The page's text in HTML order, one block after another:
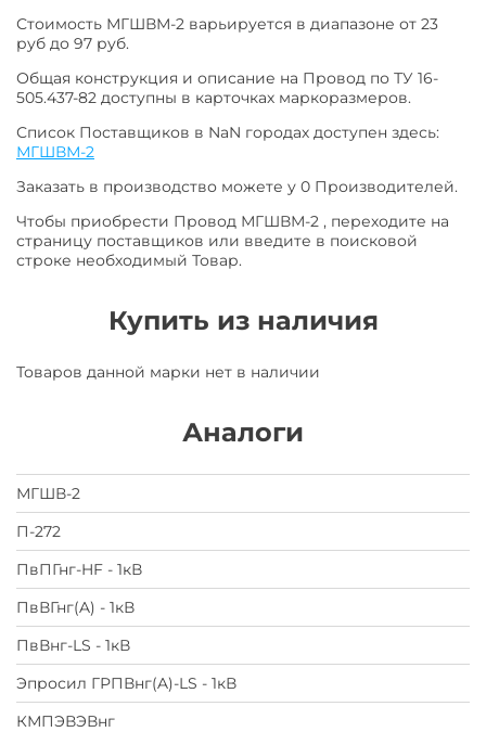
Стоимость МГШВМ-2 варьируется в диапазоне от 23
руб до 97 руб.
Общая конструкция и описание на Провод по ТУ 16-
505.437-82 доступны в карточках маркоразмеров.
Список Поставщиков в NaN городах доступен здесь:
МГШВМ-2
Заказать в производство можете у 0 Производителей.
Чтобы приобрести Провод МГШВМ-2 , переходите на
страницу поставщиков или введите в поисковой
строке необходимый Товар.
Купить из наличия
Товаров данной марки нет в наличии
Аналоги
МГШВ-2
П-272
ПвПГнг-HF - 1кВ
ПвВГнг(A) - 1кВ
ПвВнг-LS - 1кВ
Эпросил ГРПВнг(A)-LS - 1кВ
КМПЭВЭВнг